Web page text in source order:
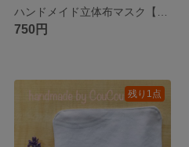
750円
残り1点